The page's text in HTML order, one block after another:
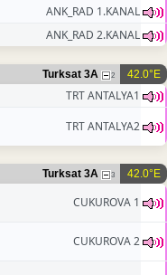
ANK_RAD 1.KANAL
ANK_RAD 2.KANAL
42.0°E
Turksat 3A 2
TRT ANTALYA1
TRT ANTALYA2
42.0°E
Turksat 3A 3
CUKUROVA 1
CUKUROVA 2